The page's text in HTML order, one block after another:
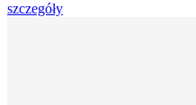
szczegóły